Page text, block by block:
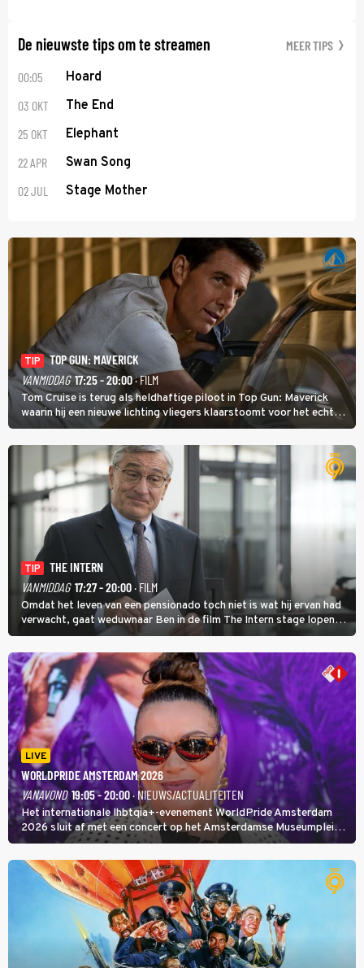
De nieuwste tips om te streamen MEER TIPS
00:05 Hoard
03 OKT The End
25 OKT Elephant
22 APR Swan Song
02 JUL Stage Mother
TIP
TOP GUN: MAVERICK
VANMIDDAG 17:25 - 20:00· FILM
Tom Cruise is terug als heldhaftige piloot in Top Gun: Maverick
waarin hij een nieuwe lichting vliegers klaarstoomt voor het echte
werk.
TIP
THE INTERN
VANMIDDAG 17:27 - 20:00· FILM
Omdat het leven van een pensionado toch niet is wat hij ervan had
verwacht, gaat weduwnaar Ben in de film The Intern stage lopen
bij de hippe webwinkel van Jules, wat een gouden zet blijkt te zijn.
LIVE
WORLDPRIDE AMSTERDAM 2026
VANAVOND 19:05 - 20:00· NIEUWS/ACTUALITEITEN
Het internationale lhbtqia+-evenement WorldPride Amsterdam
2026 sluit af met een concert op het Amsterdamse Museumplein.
Anita Doth is een van de optredende artiesten. In de jaren 90
veroverde ze de wereld als zangeres van 2Unlimited.